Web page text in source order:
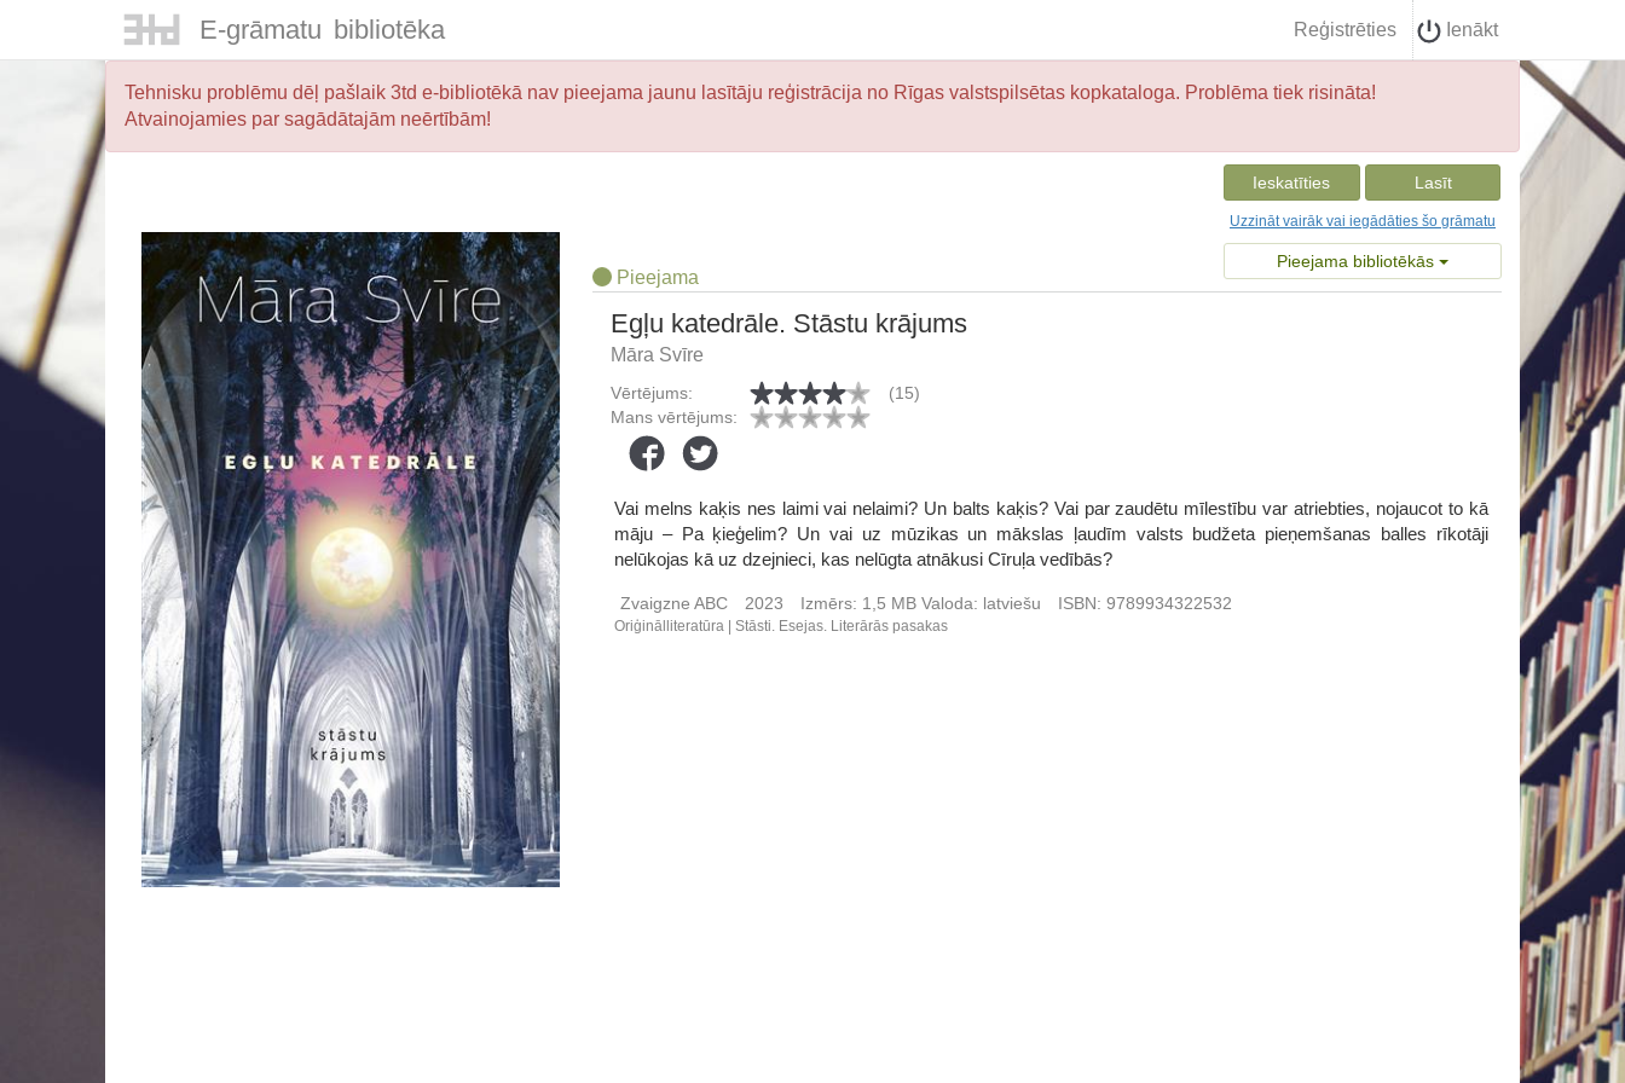
E-grāmatu bibliotēka Reģistrēties Ienākt
Tehnisku problēmu dēļ pašlaik 3td e-bibliotēkā nav pieejama jaunu lasītāju reģistrācija no Rīgas valstspilsētas kopkataloga. Problēma tiek risināta!
Atvainojamies par sagādātajām neērtībām!
Ieskatīties Lasīt
Uzzināt vairāk vai iegādāties šo grāmatu
Pieejama bibliotēkās
Pieejama
Egļu katedrāle. Stāstu krājums
Māra Svīre
Vērtējums:
(15)
Mans vērtējums:
Vai melns kaķis nes laimi vai nelaimi? Un balts kaķis? Vai par zaudētu mīlestību var atriebties, nojaucot to kā
māju – Pa ķieģelim? Un vai uz mūzikas un mākslas ļaudīm valsts budžeta pieņemšanas balles rīkotāji
nelūkojas kā uz dzejnieci, kas nelūgta atnākusi Cīruļa vedībās?
Zvaigzne ABC 2023 Izmērs: 1,5 MBValoda: latviešu ISBN: 9789934322532
Oriģinālliteratūra Stāsti. Esejas. Literārās pasakas